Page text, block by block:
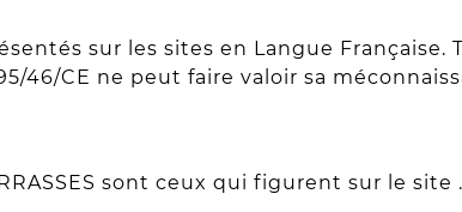
sur les sites en Langue Française.
46/CE ne peut faire valoir sa
sont ceux qui figurent sur le site .